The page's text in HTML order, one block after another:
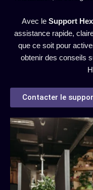
Avec le Support
assistance rapide,
que ce soit pour
obtenir des conseils
Contacter le